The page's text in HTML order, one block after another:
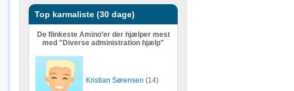
udskudt til d....
Top karmaliste (30 dage)
De flinkeste Amino’er der hjælper mest
med "Diverse administration hjælp"
Kristian Sørensen (14)